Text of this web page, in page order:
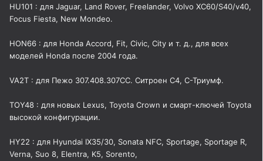
HU101 : для Jaguar, Land Rover, Freelander, Volvo XC60/S40/v40,
Focus Fiesta, New Mondeo.
HON66 : для Honda Accord, Fit, Civic, City и т. д., для всех
моделей Honda после 2004 года.
VA2T : для Пежо 307.408.307CC. Ситроен С4, С-Триумф.
TOY48 : для новых Lexus, Toyota Crown и смарт-ключей Toyota
высокой конфигурации.
HY22 : для Hyundai IX35/30, Sonata NFC, Sportage, Sportage R,
Verna, Suo 8, Elentra, K5, Sorento,